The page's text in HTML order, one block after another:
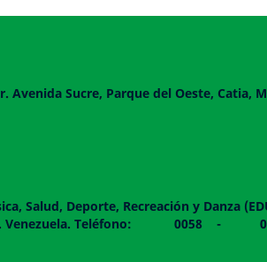
Sucre, Parque del Oeste, Catia,
Salud, Deporte, Recreación y Danza
Aragua. Venezuela. Teléfono: